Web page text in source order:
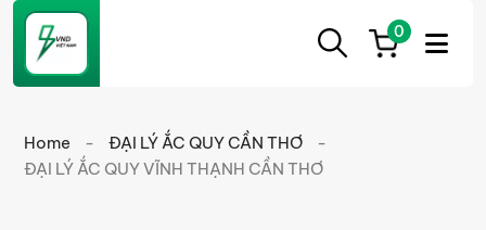
ẮC
CẦN
THƠ
Ắc
Cần
Thơ
0
Home - ĐẠI LÝ ẮC QUY CẦN THƠ
-
ĐẠI LÝ ẮC QUY VĨNH THẠNH CẦN THƠ